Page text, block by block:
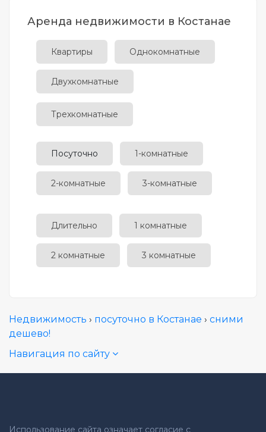
Аренда недвижимости в Костанае
Квартиры Однокомнатные
Двухкомнатные
Трехкомнатные
Посуточно 1-комнатные
2-комнатные 3-комнатные
Длительно 1 комнатные
2 комнатные 3 комнатные
Недвижимость › посуточно в Костанае › сними
дешево!
Навигация по сайту
Использование сайта означает согласие с